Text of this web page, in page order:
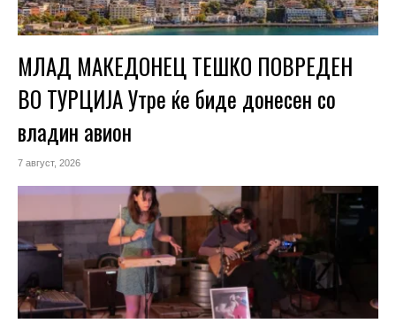
МЛАД МАКЕДОНЕЦ ТЕШКО ПОВРЕДЕН
ВО ТУРЦИЈА Утре ќе биде донесен со
владин авион
7 август, 2026